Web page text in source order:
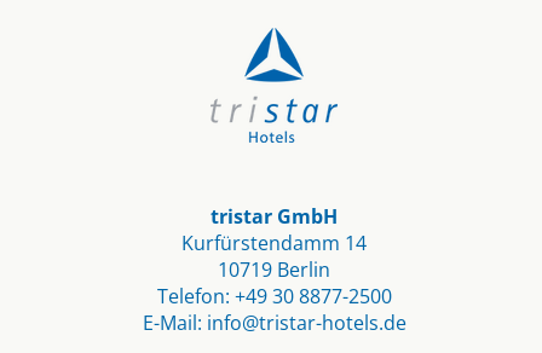
tristar GmbH
Kurfürstendamm 14
10719 Berlin​
Telefon: +49 30 8877-2500
E-Mail: info@tristar-hotels.de